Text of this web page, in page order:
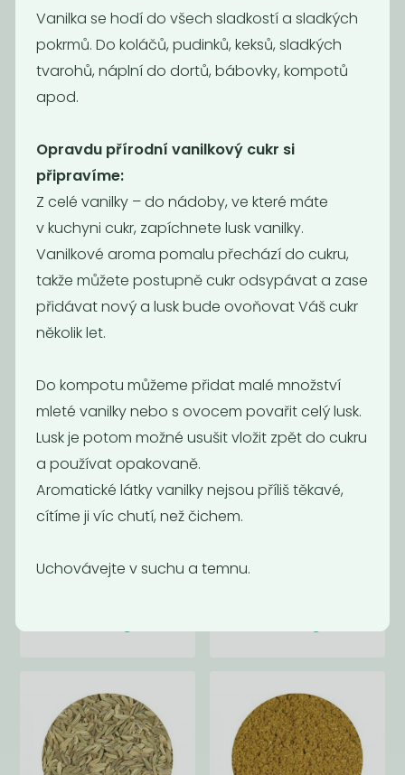
790Kč/ Kg 689Kč/ Kg
Chilli mleté
400 Kč
Sušený česnek
granulovaný
Citronová kůra
Cibule sušená
Vanilka se hodí do všech sladkostí a sladkých
pokrmů. Do koláčů, pudinků, keksů, sladkých
tvarohů, náplní do dortů, bábovky, kompotů
apod.
Opravdu přírodní vanilkový cukr si
připravíme:
Z celé vanilky – do nádoby, ve které máte
v kuchyni cukr, zapíchnete lusk vanilky.
Vanilkové aroma pomalu přechází do cukru,
takže můžete postupně cukr odsypávat a zase
přidávat nový a lusk bude ovoňovat Váš cukr
několik let.
Do kompotu můžeme přidat malé množství
mleté vanilky nebo s ovocem povařit celý lusk.
Lusk je potom možné usušit vložit zpět do cukru
a používat opakovaně.
Aromatické látky vanilky nejsou příliš těkavé,
cítíme ji víc chutí, než čichem.
Uchovávejte v suchu a temnu.